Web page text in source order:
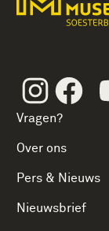
Instagram
Vragen?
Over ons
Pers & Nieuws
Nieuwsbrief